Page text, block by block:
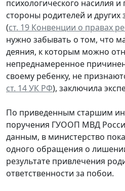
психологического насилия
стороны родителей и
(ст. 19 Конвенции о правах
нужно забывать о том, что
деяния, к которым можно
непреднамеренное
своему ребенку, не
ст. 14 УК РФ), заключила
По приведенным старшим
поручения ГУООП МВД
данным, в министерство
одного обращения о
результате привлечения
ответственности за побои.